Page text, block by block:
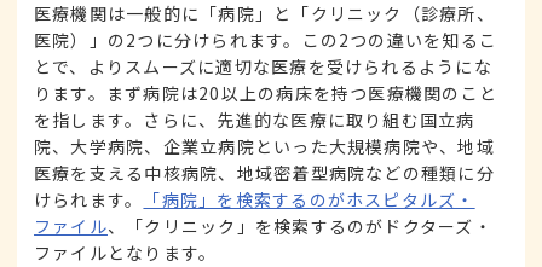
医療機関は一般的に「病院」と「クリニック（診療所、
医院）」の2つに分けられます。この2つの違いを知るこ
とで、よりスムーズに適切な医療を受けられるようにな
ります。まず病院は20以上の病床を持つ医療機関のこと
を指します。さらに、先進的な医療に取り組む国立病
院、大学病院、企業立病院といった大規模病院や、地域
医療を支える中核病院、地域密着型病院などの種類に分
けられます。
「病院」を検索するのがホスピタルズ・
ファイル、「クリニック」を検索するのがドクターズ・
ファイルとなります。